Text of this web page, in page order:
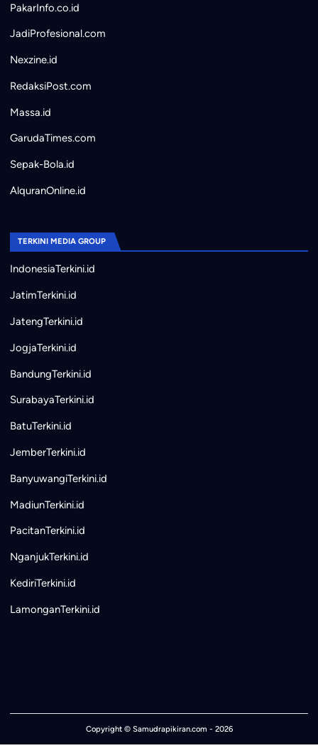
PakarInfo.co.id
JadiProfesional.com
Nexzine.id
RedaksiPost.com
Massa.id
GarudaTimes.com
Sepak-Bola.id
AlquranOnline.id
TERKINI MEDIA GROUP
IndonesiaTerkini.id
JatimTerkini.id
JatengTerkini.id
JogjaTerkini.id
BandungTerkini.id
SurabayaTerkini.id
BatuTerkini.id
JemberTerkini.id
BanyuwangiTerkini.id
MadiunTerkini.id
PacitanTerkini.id
NganjukTerkini.id
KediriTerkini.id
LamonganTerkini.id
Copyright © Samudrapikiran.com - 2026